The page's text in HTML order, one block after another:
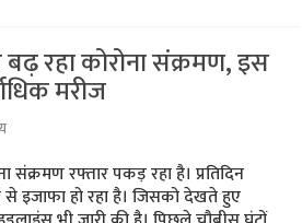
रहा कोरोना संक्रमण, इस
मरीज
रफ्तार पकड़ रहा है। प्रतिदिन
इजाफा हो रहा है। जिसको देखते हुए